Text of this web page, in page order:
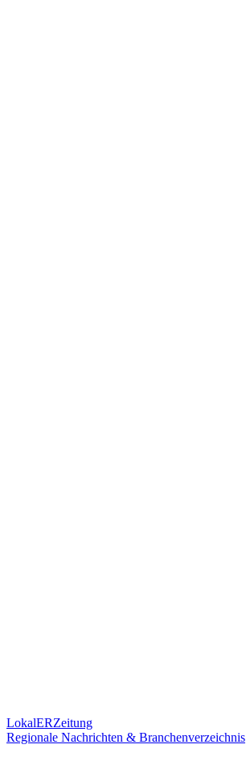
LokalERZeitung
Regionale Nachrichten & Branchenverzeichnis